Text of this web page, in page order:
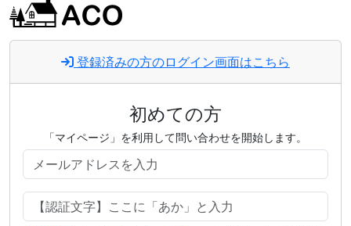
登録済みの方のログイン画面はこちら
初めての方
「マイページ」を利用して問い合わせを開始します。